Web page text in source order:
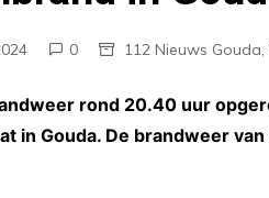
0 112 Nieuws Gouda,
rond 20.40 uur
in Gouda. De brandweer